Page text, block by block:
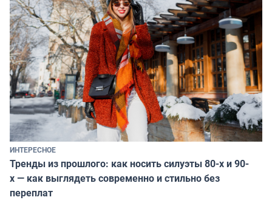
ИНТЕРЕСНОЕ
Тренды из прошлого: как носить силуэты 80-х и 90-
х — как выглядеть современно и стильно без
переплат